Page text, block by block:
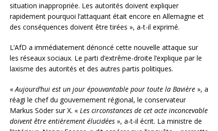
situation inappropriée. Les autorités doivent expliquer
rapidement pourquoi l’attaquant était encore en Allemagne et
des conséquences doivent être tirées », a-t-il exprimé.
L’AfD a immédiatement dénoncé cette nouvelle attaque sur
les réseaux sociaux. Le parti d’extrême-droite l’explique par le
laxisme des autorités et des autres partis politiques.
« Aujourd’hui est un jour épouvantable pour toute la Bavière », a
réagi le chef du gouvernement régional, le conservateur
Markus Söder sur X. « Les circonstances de cet acte inconcevable
doivent être entièrement élucidées », a-t-il écrit. La ministre de